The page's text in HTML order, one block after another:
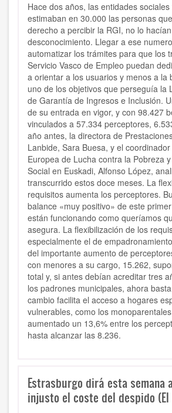
Hace dos años, las entidades
estimaban en 30.000 las personas
derecho a percibir la RGI, no lo
desconocimiento. Llegar a ese
automatizar los trámites para que los
Servicio Vasco de Empleo puedan
a orientar a los usuarios y menos a la
uno de los objetivos que perseguía la
de Garantía de Ingresos e Inclusión.
de su entrada en vigor, y con 98.427
vinculados a 57.334 perceptores,
año antes, la directora de
Lanbide, Sara Buesa, y el
Europea de Lucha contra la Pobreza
Social en Euskadi, Alfonso López,
transcurrido estos doce meses. La
requisitos aumenta los perceptores.
balance «muy positivo» de este
están funcionando como queríamos
asegura. La flexibilización de los
especialmente el de
del importante aumento de
con menores a su cargo, 15.262,
total y, si antes debían acreditar tres
los padrones municipales, ahora
cambio facilita el acceso a hogares
vulnerables, como los
aumentado un 13,6% entre los
hasta alcanzar las 8.236.
Estrasburgo dirá esta semana
injusto el coste del despido (El